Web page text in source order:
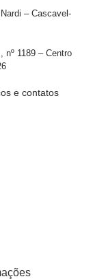
– Cascavel-
nº 1189 – Centro
e contatos